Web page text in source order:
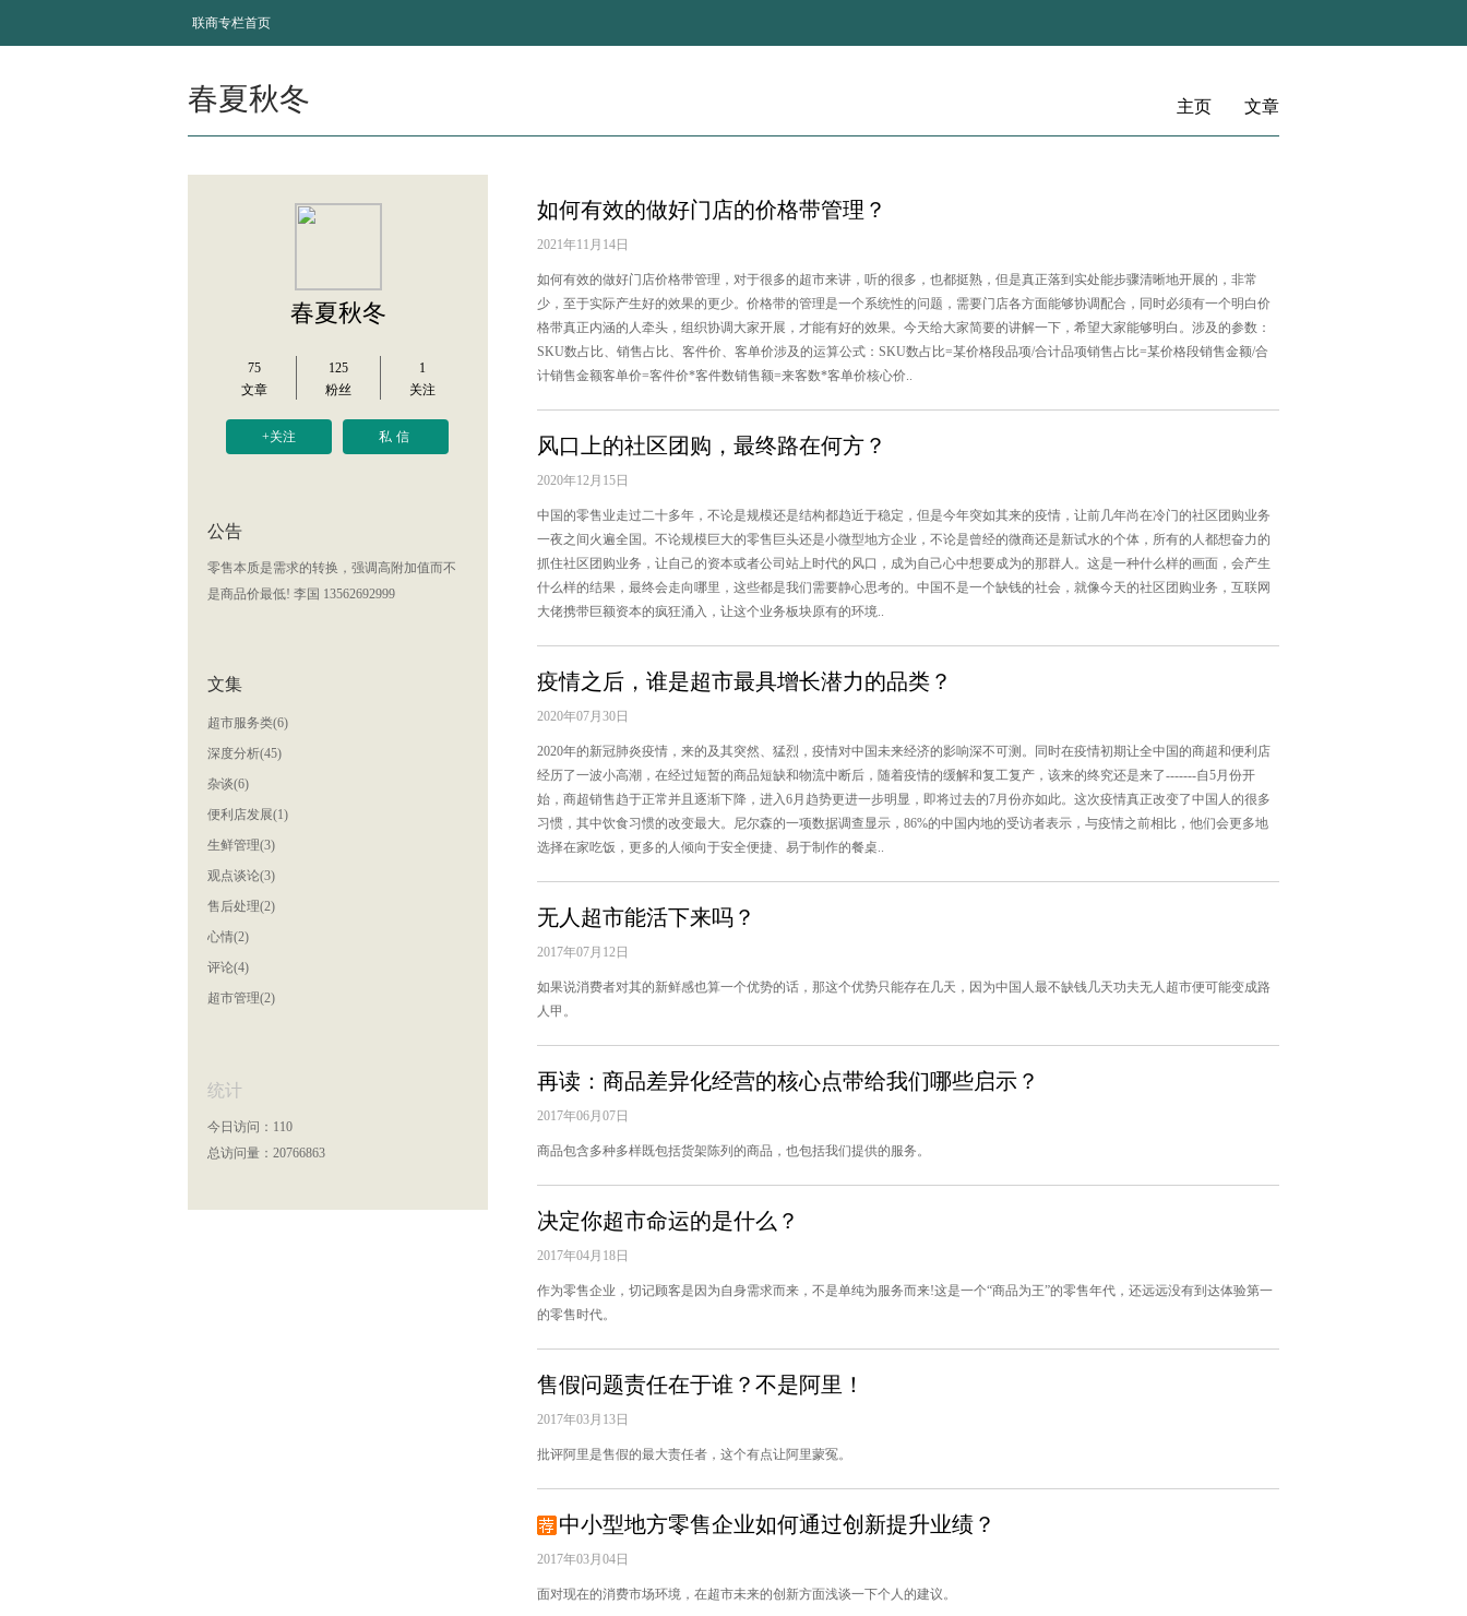
联商专栏首页
春夏秋冬 主页 文章
春夏秋冬
75
文章
125
粉丝
1
关注
+关注 私信
公告
零售本质是需求的转换，强调高附加值而不
是商品价最低! 李国 13562692999
文集
超市服务类(6)
深度分析(45)
杂谈(6)
便利店发展(1)
生鲜管理(3)
观点谈论(3)
售后处理(2)
心情(2)
评论(4)
超市管理(2)
统计
今日访问：110
总访问量：20766863
如何有效的做好门店的价格带管理？
2021年11月14日
如何有效的做好门店价格带管理，对于很多的超市来讲，听的很多，也都挺熟，但是真正落到实处能步骤清晰地开展的，非常
少，至于实际产生好的效果的更少。价格带的管理是一个系统性的问题，需要门店各方面能够协调配合，同时必须有一个明白价
格带真正内涵的人牵头，组织协调大家开展，才能有好的效果。今天给大家简要的讲解一下，希望大家能够明白。涉及的参数：
SKU数占比、销售占比、客件价、客单价涉及的运算公式：SKU数占比=某价格段品项/合计品项销售占比=某价格段销售金额/合
计销售金额客单价=客件价*客件数销售额=来客数*客单价核心价..
风口上的社区团购，最终路在何方？
2020年12月15日
中国的零售业走过二十多年，不论是规模还是结构都趋近于稳定，但是今年突如其来的疫情，让前几年尚在冷门的社区团购业务
一夜之间火遍全国。不论规模巨大的零售巨头还是小微型地方企业，不论是曾经的微商还是新试水的个体，所有的人都想奋力的
抓住社区团购业务，让自己的资本或者公司站上时代的风口，成为自己心中想要成为的那群人。这是一种什么样的画面，会产生
什么样的结果，最终会走向哪里，这些都是我们需要静心思考的。中国不是一个缺钱的社会，就像今天的社区团购业务，互联网
大佬携带巨额资本的疯狂涌入，让这个业务板块原有的环境..
疫情之后，谁是超市最具增长潜力的品类？
2020年07月30日
2020年的新冠肺炎疫情，来的及其突然、猛烈，疫情对中国未来经济的影响深不可测。同时在疫情初期让全中国的商超和便利店
经历了一波小高潮，在经过短暂的商品短缺和物流中断后，随着疫情的缓解和复工复产，该来的终究还是来了-------自5月份开
始，商超销售趋于正常并且逐渐下降，进入6月趋势更进一步明显，即将过去的7月份亦如此。这次疫情真正改变了中国人的很多
习惯，其中饮食习惯的改变最大。尼尔森的一项数据调查显示，86%的中国内地的受访者表示，与疫情之前相比，他们会更多地
选择在家吃饭，更多的人倾向于安全便捷、易于制作的餐桌..
无人超市能活下来吗？
2017年07月12日
如果说消费者对其的新鲜感也算一个优势的话，那这个优势只能存在几天，因为中国人最不缺钱几天功夫无人超市便可能变成路
人甲。
再读：商品差异化经营的核心点带给我们哪些启示？
2017年06月07日
商品包含多种多样既包括货架陈列的商品，也包括我们提供的服务。
决定你超市命运的是什么？
2017年04月18日
作为零售企业，切记顾客是因为自身需求而来，不是单纯为服务而来!这是一个“商品为王”的零售年代，还远远没有到达体验第一
的零售时代。
售假问题责任在于谁？不是阿里！
2017年03月13日
批评阿里是售假的最大责任者，这个有点让阿里蒙冤。
中小型地方零售企业如何通过创新提升业绩？
2017年03月04日
面对现在的消费市场环境，在超市未来的创新方面浅谈一下个人的建议。